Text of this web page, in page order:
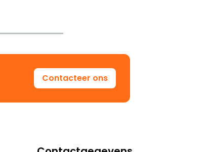
Contacteer ons